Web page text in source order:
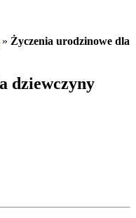
» Życzenia urodzinowe dla
dziewczyny